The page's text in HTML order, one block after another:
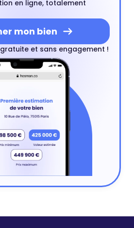
en ligne, totalement
mon bien
gratuite et sans engagement !